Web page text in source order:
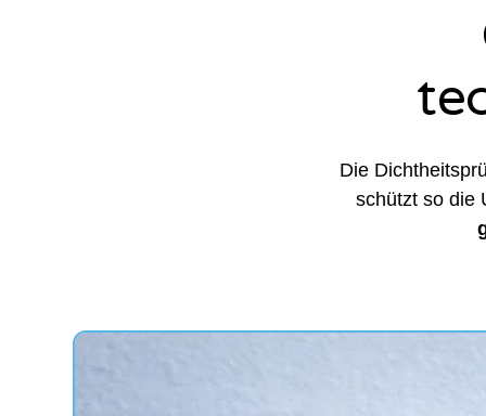
Die
schützt so die